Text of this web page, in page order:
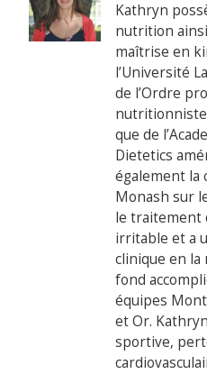
Kathryn
nutrition
maîtrise en
l’Université
de l’Ordre
que de
Dietetics
également la
Monash sur
le traitement
irritable et a
clinique en la
fond
équipes
et Or.
sportive,